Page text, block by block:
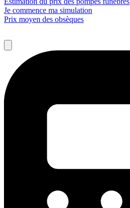
Je commence ma simulation
Prix moyen des obsèques